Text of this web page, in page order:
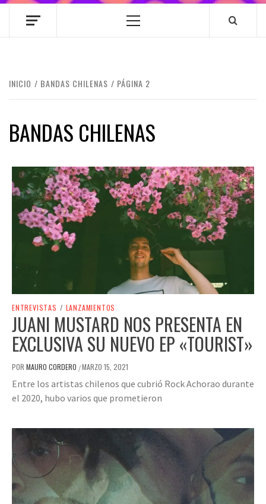
Menú
INICIO BANDAS CHILENAS PÁGINA 2
BANDAS CHILENAS
ENTREVISTAS / LANZAMIENTOS
JUANI MUSTARD NOS PRESENTA EN
EXCLUSIVA SU NUEVO EP «TOURIST»
POR MAURO CORDERO /MARZO 15, 2021
Entre los artistas chilenos que cubrió Rock Achorao durante
el 2020, hubo varios que prometieron